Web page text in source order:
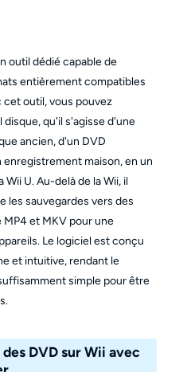
outil dédié capable de
entièrement compatibles
cet outil, vous pouvez
qu'il s'agisse d'une
ancien, d'un DVD
maison, en un
U. Au-delà de la Wii, il
les sauvegardes vers des
et MKV pour une
Le logiciel est conçu
et intuitive, rendant le
simple pour être
DVD sur Wii avec